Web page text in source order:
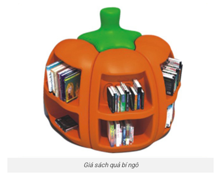
Giá sách quả bí ngô